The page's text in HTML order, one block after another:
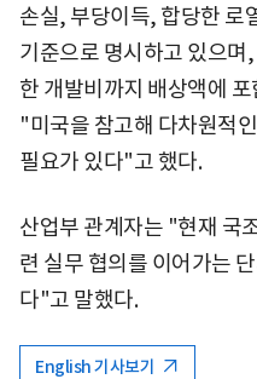
손실, 부당이득, 합당한 로
기준으로 명시하고 있으며
한 개발비까지 배상액에
"미국을 참고해 다차원적
필요가 있다"고 했다.
산업부 관계자는 "현재 국
련 실무 협의를 이어가는
다"고 말했다.
English 기사보기